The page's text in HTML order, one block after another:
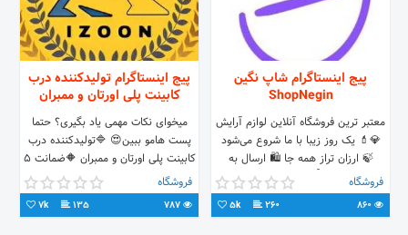
پیج اینستاگرام شاپ نگین
ShopNegin
معتبر ترین فروشگاه آنلاين لوازم آرایش
💎💄 یک روز زیبا با ما شروع می‌شود
🍃 ارزان تراز همه جا 🛍 ارسال به
سراسر ايران📬 🌐سفارش از طریق
دایرکت و سایت👇🏻
فروشگاه
260
5k
پیج اینستاگرام تولیدکننده درب
کابینت پلی اورتان و ممبران
میخوای نکات مهمی یاد بگیری؟ حتما
پست هامو ببین😍 🔷تولیدکننده درب
کابینت پلی اورتان و ممبران 🔶ضمانت ۵
ساله 🔹ارسال رایگان جهت سفارش
دایرکت 📞+989122933664 📞
02133281230
فروشگاه
135
7k